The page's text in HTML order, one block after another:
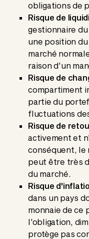
obligations de
Risque de
gestionnaire
une position
marché
raison d'un
Risque de
compartiment
partie du
fluctuations
Risque de
activement et
conséquent, le
peut être très
du marché.
Risque
dans un pays
monnaie de ce
l'obligation,
protège pas